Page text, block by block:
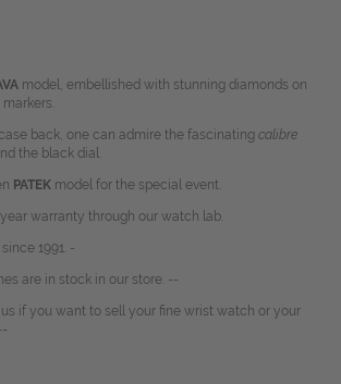
model, embellished with stunning diamonds on
back, one can admire the fascinating calibre
the black dial.
PATEKmodel for the special event.
warranty through our watch lab.
1991. -
are in stock in our store. --
if you want to sell your fine wrist watch or your